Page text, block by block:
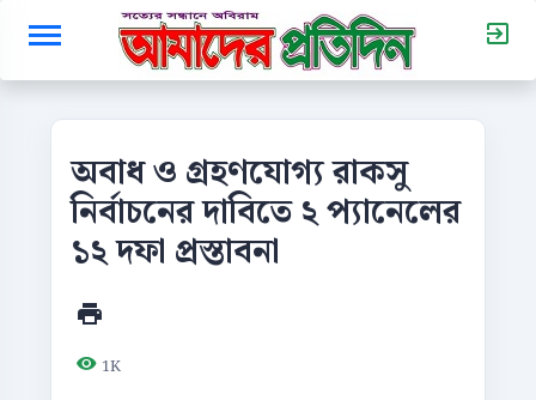
অবাধ ও গ্রহণযোগ্য রাকসু
নির্বাচনের দাবিতে ২ প্যানেলের
১২ দফা প্রস্তাবনা
1K